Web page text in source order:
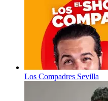
Los Compadres Sevilla